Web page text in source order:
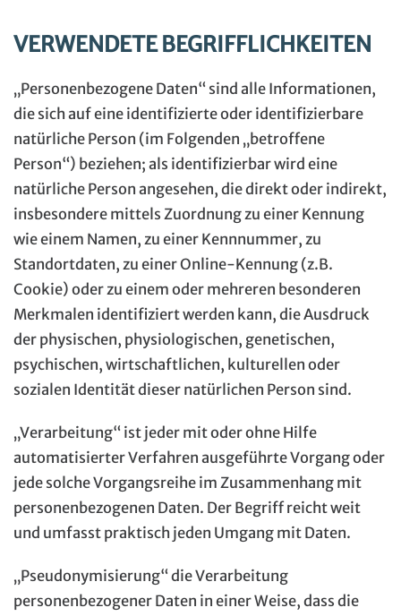
VERWENDETE BEGRIFFLICHKEITEN
„Personenbezogene Daten“ sind alle Informationen,
die sich auf eine identifizierte oder identifizierbare
natürliche Person (im Folgenden „betroffene
Person“) beziehen; als identifizierbar wird eine
natürliche Person angesehen, die direkt oder indirekt,
insbesondere mittels Zuordnung zu einer Kennung
wie einem Namen, zu einer Kennnummer, zu
Standortdaten, zu einer Online-Kennung (z.B.
Cookie) oder zu einem oder mehreren besonderen
Merkmalen identifiziert werden kann, die Ausdruck
der physischen, physiologischen, genetischen,
psychischen, wirtschaftlichen, kulturellen oder
sozialen Identität dieser natürlichen Person sind.
„Verarbeitung“ ist jeder mit oder ohne Hilfe
automatisierter Verfahren ausgeführte Vorgang oder
jede solche Vorgangsreihe im Zusammenhang mit
personenbezogenen Daten. Der Begriff reicht weit
und umfasst praktisch jeden Umgang mit Daten.
„Pseudonymisierung“ die Verarbeitung
personenbezogener Daten in einer Weise, dass die